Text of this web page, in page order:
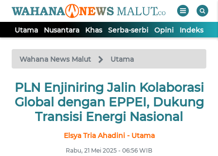
Utama Nusantara Khas Serba-serbi Opini Indeks
Wahana News Malut Utama
PLN Enjiniring Jalin Kolaborasi
Global dengan EPPEI, Dukung
Transisi Energi Nasional
Elsya Tria Ahadini - Utama
Rabu, 21 Mei 2025 - 06:56 WIB
TV
Tutup
UTAMA
NUSANTARA